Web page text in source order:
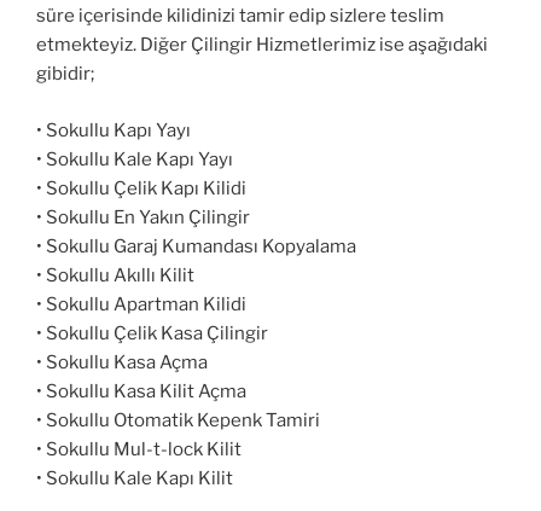
süre içerisinde kilidinizi tamir edip sizlere teslim
etmekteyiz. Diğer Çilingir Hizmetlerimiz ise aşağıdaki
gibidir;
• Sokullu Kapı Yayı
• Sokullu Kale Kapı Yayı
• Sokullu Çelik Kapı Kilidi
• Sokullu En Yakın Çilingir
• Sokullu Garaj Kumandası Kopyalama
• Sokullu Akıllı Kilit
• Sokullu Apartman Kilidi
• Sokullu Çelik Kasa Çilingir
• Sokullu Kasa Açma
• Sokullu Kasa Kilit Açma
• Sokullu Otomatik Kepenk Tamiri
• Sokullu Mul-t-lock Kilit
• Sokullu Kale Kapı Kilit